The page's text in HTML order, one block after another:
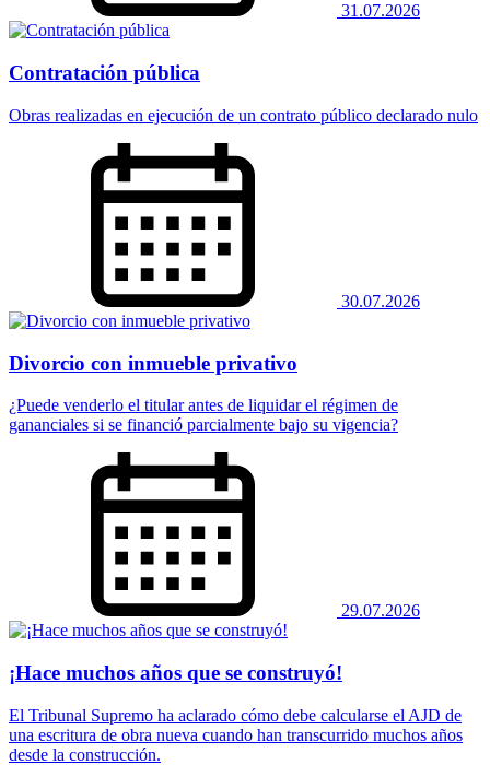
31.07.2026
Contratación pública
Obras realizadas en ejecución de un contrato público declarado nulo
30.07.2026
Divorcio con inmueble privativo
¿Puede venderlo el titular antes de liquidar el régimen de
gananciales si se financió parcialmente bajo su vigencia?
29.07.2026
¡Hace muchos años que se construyó!
El Tribunal Supremo ha aclarado cómo debe calcularse el AJD de
una escritura de obra nueva cuando han transcurrido muchos años
desde la construcción.